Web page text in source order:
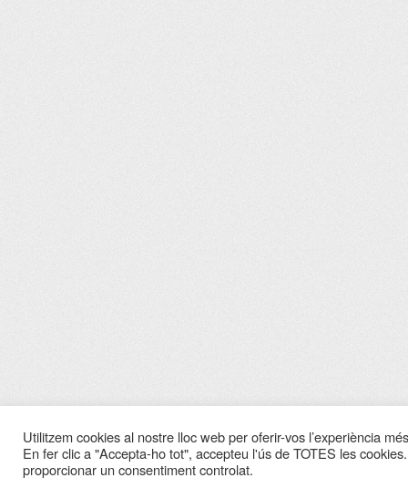
Utilitzem cookies al nostre lloc web per oferir-vos l’experiència
En fer clic a "Accepta-ho tot", accepteu l'ús de TOTES les
proporcionar un consentiment controlat.